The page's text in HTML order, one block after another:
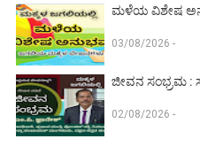
ಮಳೆಯ ವಿಶೇಷ
03/08/2026 -
ಜೀವನ ಸಂಭ್ರಮ :
02/08/2026 -